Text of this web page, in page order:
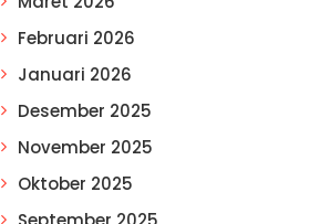
Februari 2026
Januari 2026
Desember 2025
November 2025
Oktober 2025